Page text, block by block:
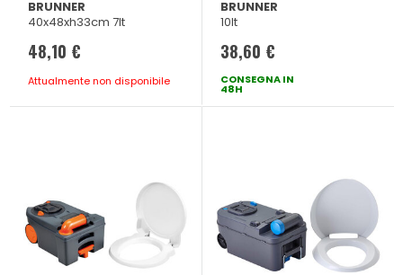
BRUNNER
40x48xh33cm 7lt
48,10 €
Attualmente non disponibile
BRUNNER
10lt
38,60 €
CONSEGNA IN
48H